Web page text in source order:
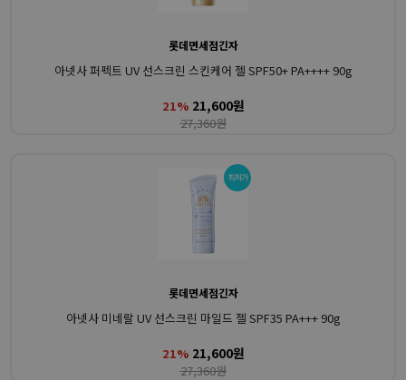
롯데면세점긴자
아넷사 퍼펙트 UV 선스크린 스킨케어 젤 SPF50+ PA++++ 90g
21% 21,600원
27,360원
롯데면세점긴자
아넷사 미네랄 UV 선스크린 마일드 젤 SPF35 PA+++ 90g
21% 21,600원
27,360원